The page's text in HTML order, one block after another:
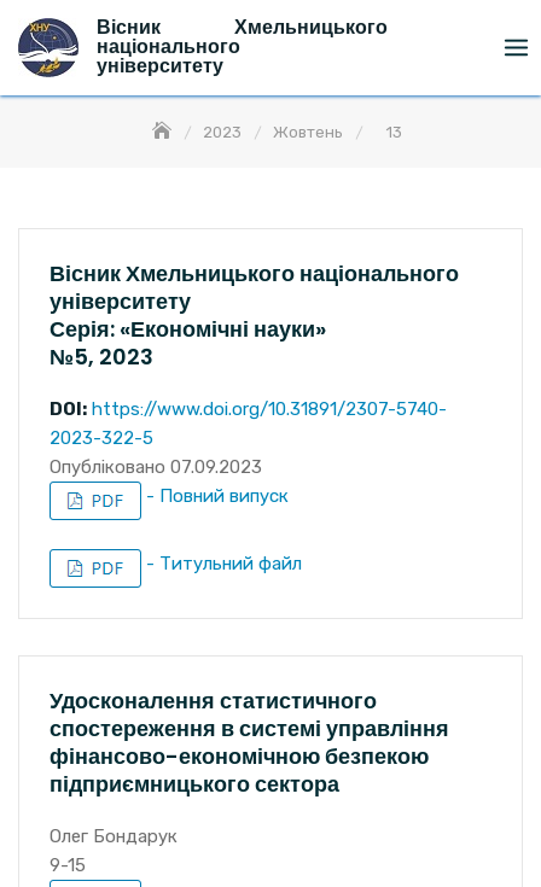
content
Вісник Хмельницького
національного
університету
2023 Жовтень 13
Вісник Хмельницького національного
університету
Серія: «Економічні науки»
№5, 2023
DOI: https://www.doi.org/10.31891/2307-5740-
2023-322-5
Опубліковано 07.09.2023
- Повний випуск
- Титульний файл
Удосконалення статистичного
спостереження в системі управління
фінансово-економічною безпекою
підприємницького сектора
Олег Бондарук
9-15